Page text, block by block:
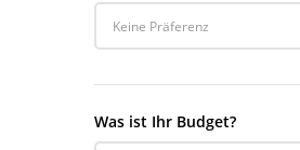
Keine Präferenz
Was ist Ihr Budget?